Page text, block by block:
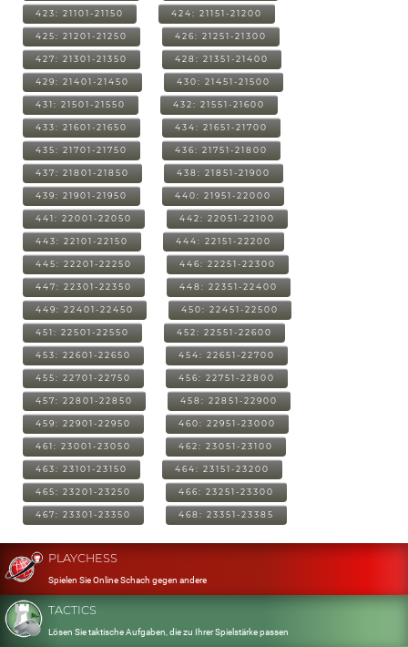
423: 21101-21150 424: 21151-21200
425: 21201-21250 426: 21251-21300
427: 21301-21350 428: 21351-21400
429: 21401-21450 430: 21451-21500
431: 21501-21550 432: 21551-21600
433: 21601-21650 434: 21651-21700
435: 21701-21750 436: 21751-21800
437: 21801-21850 438: 21851-21900
439: 21901-21950 440: 21951-22000
441: 22001-22050 442: 22051-22100
443: 22101-22150 444: 22151-22200
445: 22201-22250 446: 22251-22300
447: 22301-22350 448: 22351-22400
449: 22401-22450 450: 22451-22500
451: 22501-22550 452: 22551-22600
453: 22601-22650 454: 22651-22700
455: 22701-22750 456: 22751-22800
457: 22801-22850 458: 22851-22900
459: 22901-22950 460: 22951-23000
461: 23001-23050 462: 23051-23100
463: 23101-23150 464: 23151-23200
465: 23201-23250 466: 23251-23300
467: 23301-23350 468: 23351-23385
PLAYCHESS
Spielen Sie Online Schach gegen andere
TACTICS
Lösen Sie taktische Aufgaben, die zu Ihrer Spielstärke passen